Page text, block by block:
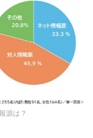
源は？